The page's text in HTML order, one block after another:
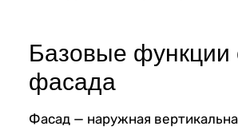
Базовые функции
фасада
Фасад — наружная